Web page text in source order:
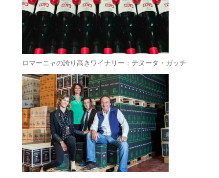
ロマーニャの誇り高きワイナリー：テヌータ・ガッチ